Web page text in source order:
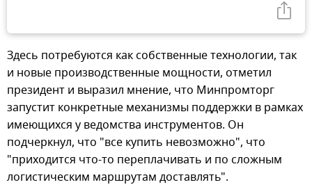
Здесь потребуются как собственные технологии, так
и новые производственные мощности, отметил
президент и выразил мнение, что Минпромторг
запустит конкретные механизмы поддержки в рамках
имеющихся у ведомства инструментов. Он
подчеркнул, что "все купить невозможно", что
"приходится что-то переплачивать и по сложным
логистическим маршрутам доставлять".